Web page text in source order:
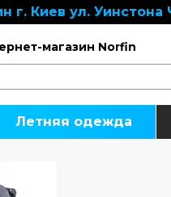
г. Киев ул.
магазин Norfin
Летняя одежда